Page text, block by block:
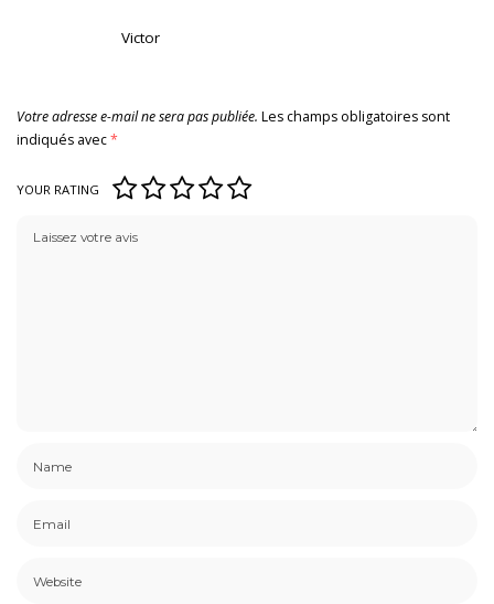
Victor
Votre adresse e-mail ne sera pas publiée. Les champs obligatoires sont
indiqués avec*
YOUR RATING